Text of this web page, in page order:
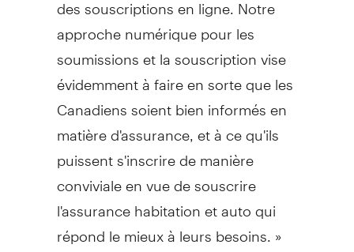
approche numérique pour les
soumissions et la souscription vise
évidemment à faire en sorte que les
Canadiens soient bien informés en
matière d'assurance, et à ce qu'ils
puissent s'inscrire de manière
conviviale en vue de souscrire
l'assurance habitation et auto qui
répond le mieux à leurs besoins. »